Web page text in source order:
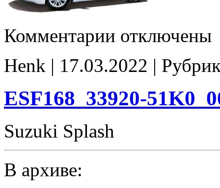
Комментарии записи
51K0
00004
E2(EGR_off)
CHK(ok)
отключены
Henk | 17.03.2022 |
ESF168_33920-
Suzuki Splash
В архиве: